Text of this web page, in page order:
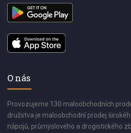
O nás
Provozujeme 130 maloobchodních
družstva je maloobchodní prodej
nápojů, průmyslového a drogistického